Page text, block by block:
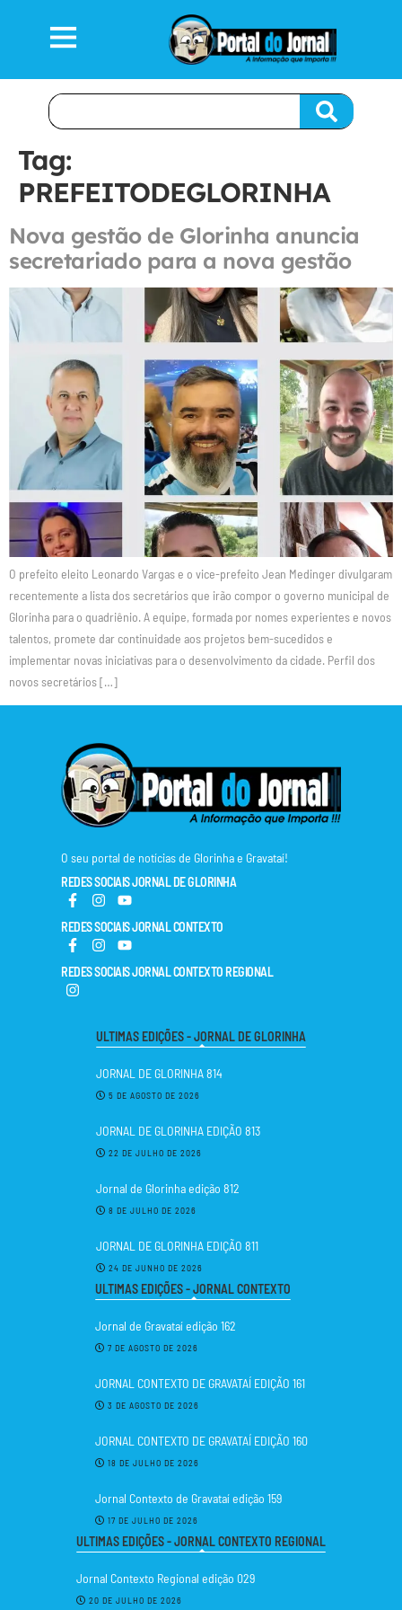
Tag:
PREFEITODEGLORINHA
Nova gestão de Glorinha anuncia
secretariado para a nova gestão
O prefeito eleito Leonardo Vargas e o vice-prefeito Jean Medinger divulgaram
recentemente a lista dos secretários que irão compor o governo municipal de
Glorinha para o quadriênio. A equipe, formada por nomes experientes e novos
talentos, promete dar continuidade aos projetos bem-sucedidos e
implementar novas iniciativas para o desenvolvimento da cidade. Perfil dos
novos secretários […]
O seu portal de notícias de Glorinha e Gravataí!
REDES SOCIAIS JORNAL DE GLORINHA
REDES SOCIAIS JORNAL CONTEXTO
REDES SOCIAIS JORNAL CONTEXTO REGIONAL
ULTIMAS EDIÇÕES - JORNAL DE GLORINHA
JORNAL DE GLORINHA 814
5 DE AGOSTO DE 2026
JORNAL DE GLORINHA EDIÇÃO 813
22 DE JULHO DE 2026
Jornal de Glorinha edição 812
8 DE JULHO DE 2026
JORNAL DE GLORINHA EDIÇÃO 811
24 DE JUNHO DE 2026
ULTIMAS EDIÇÕES - JORNAL CONTEXTO
Jornal de Gravataí edição 162
7 DE AGOSTO DE 2026
JORNAL CONTEXTO DE GRAVATAÍ EDIÇÃO 161
3 DE AGOSTO DE 2026
JORNAL CONTEXTO DE GRAVATAÍ EDIÇÃO 160
18 DE JULHO DE 2026
Jornal Contexto de Gravataí edição 159
17 DE JULHO DE 2026
ULTIMAS EDIÇÕES - JORNAL CONTEXTO REGIONAL
Jornal Contexto Regional edição 029
20 DE JULHO DE 2026